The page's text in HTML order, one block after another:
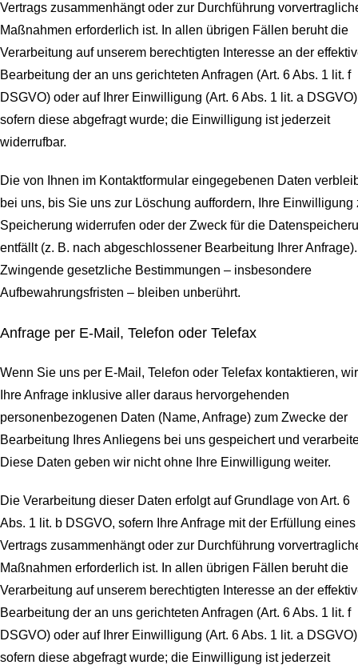
Vertrags zusammenhängt oder zur Durchführung
Maßnahmen erforderlich ist. In allen übrigen Fällen beruht die
Verarbeitung auf unserem berechtigten Interesse an der
Bearbeitung der an uns gerichteten Anfragen (Art. 6 Abs. 1 lit. f
DSGVO) oder auf Ihrer Einwilligung (Art. 6 Abs. 1 lit. a DSGVO)
sofern diese abgefragt wurde; die Einwilligung ist jederzeit
widerrufbar.
Die von Ihnen im Kontaktformular eingegebenen Daten
bei uns, bis Sie uns zur Löschung auffordern, Ihre Einwilligung
Speicherung widerrufen oder der Zweck für die
entfällt (z. B. nach abgeschlossener Bearbeitung Ihrer Anfrage).
Zwingende gesetzliche Bestimmungen – insbesondere
Aufbewahrungsfristen – bleiben unberührt.
Anfrage per E-Mail, Telefon oder Telefax
Wenn Sie uns per E-Mail, Telefon oder Telefax kontaktieren,
Ihre Anfrage inklusive aller daraus hervorgehenden
personenbezogenen Daten (Name, Anfrage) zum Zwecke der
Bearbeitung Ihres Anliegens bei uns gespeichert und
Diese Daten geben wir nicht ohne Ihre Einwilligung weiter.
Die Verarbeitung dieser Daten erfolgt auf Grundlage von Art. 6
Abs. 1 lit. b DSGVO, sofern Ihre Anfrage mit der Erfüllung eines
Vertrags zusammenhängt oder zur Durchführung
Maßnahmen erforderlich ist. In allen übrigen Fällen beruht die
Verarbeitung auf unserem berechtigten Interesse an der
Bearbeitung der an uns gerichteten Anfragen (Art. 6 Abs. 1 lit. f
DSGVO) oder auf Ihrer Einwilligung (Art. 6 Abs. 1 lit. a DSGVO)
sofern diese abgefragt wurde; die Einwilligung ist jederzeit